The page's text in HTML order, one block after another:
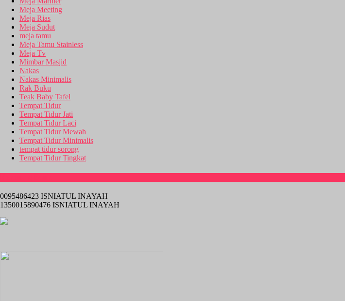
Meja Meeting
Meja Rias
Meja Sudut
meja tamu
Meja Tamu Stainless
Meja Tv
Mimbar Masjid
Nakas
Nakas Minimalis
Rak Buku
Teak Baby Tafel
Tempat Tidur
Tempat Tidur Jati
Tempat Tidur Laci
Tempat Tidur Mewah
Tempat Tidur Minimalis
tempat tidur sorong
Tempat Tidur Tingkat
0095486423 ISNIATUL INAYAH
1350015890476 ISNIATUL INAYAH